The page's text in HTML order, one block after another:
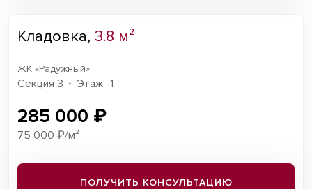
Кладовка, 3.8 м²
ЖК «Радужный»
Секция 3 Этаж -1
285 000 ₽
75 000 ₽/м²
ПОЛУЧИТЬ КОНСУЛЬТАЦИЮ